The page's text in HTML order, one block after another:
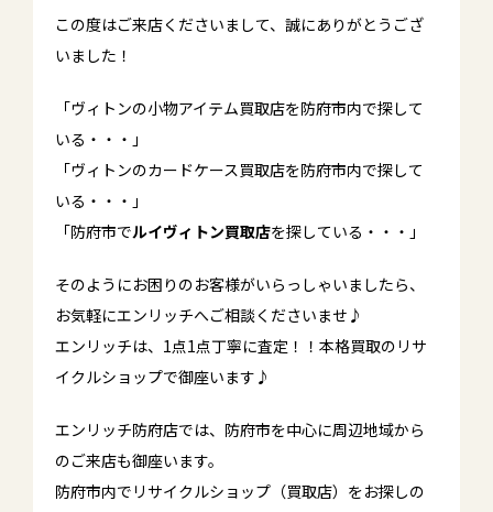
この度はご来店くださいまして、誠にありがとうござ
いました！
「ヴィトンの小物アイテム買取店を防府市内で探して
いる・・・」
「ヴィトンのカードケース買取店を防府市内で探して
いる・・・」
「防府市でルイヴィトン買取店を探している・・・」
そのようにお困りのお客様がいらっしゃいましたら、
お気軽にエンリッチへご相談くださいませ♪
エンリッチは、1点1点丁寧に査定！！本格買取のリサ
イクルショップで御座います♪
エンリッチ防府店では、防府市を中心に周辺地域から
のご来店も御座います。
防府市内でリサイクルショップ（買取店）をお探しの